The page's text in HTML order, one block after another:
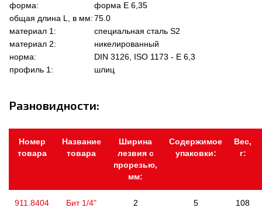
форма:
форма Е 6,35
общая длина L, в мм:75.0
материал 1:
специальная сталь S2
материал 2:
никелированный
норма:
DIN 3126, ISO 1173 - E 6,3
профиль 1:
шлиц
Разновидности:
Номер
товара
Название
товара
Ширина
лезвия с
прорезью,
мм:
Содержимое
упаковки:
Вес,
г:
911.8404
Бит 1/4"
2 5 108